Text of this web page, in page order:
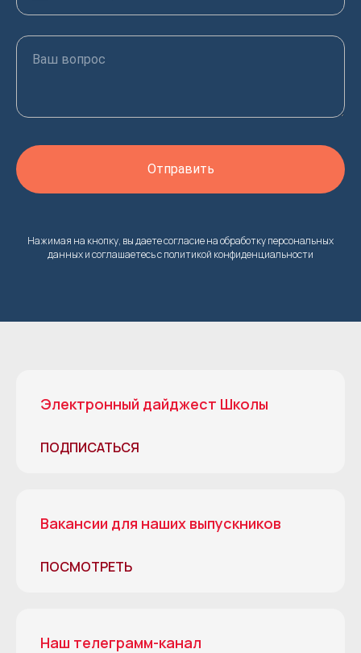
Ваш вопрос
Отправить
Нажимая на кнопку, вы даете согласие на обработку персональных
данных и соглашаетесь c политикой конфиденциальности
Электронный дайджест Школы
ПОДПИСАТЬСЯ
Вакансии для наших выпускников
ПОСМОТРЕТЬ
Наш телеграмм-канал